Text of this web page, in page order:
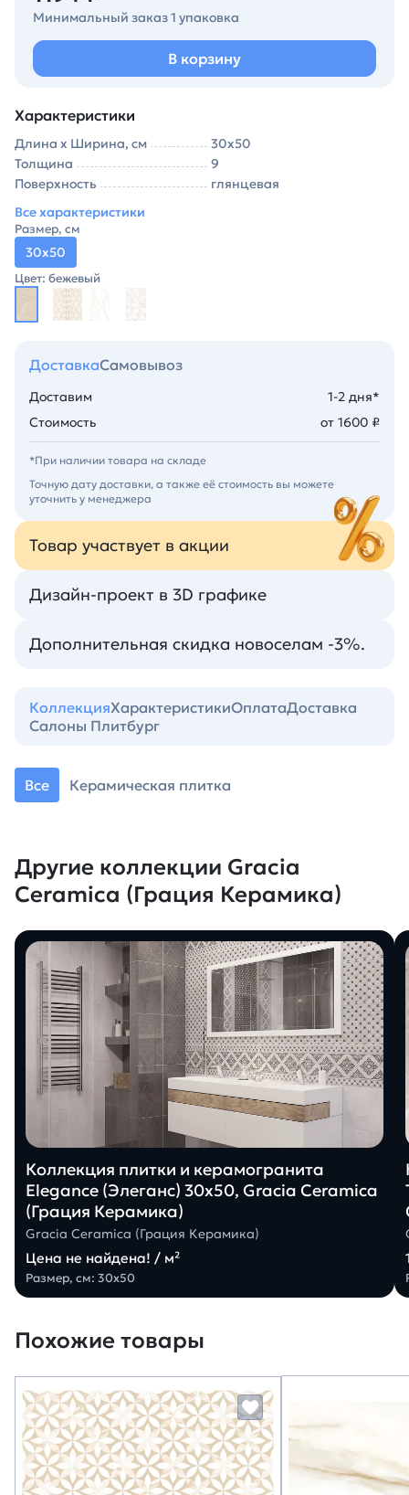
Минимальный заказ 1 упаковка
В корзину
Характеристики
Длина х Ширина, см
30х50
Толщина
9
Поверхность
глянцевая
Все характеристики
Размер, см
30х50
Цвет: бежевый
ДоставкаСамовывоз
Доставим
1-2 дня*
Стоимость
от 1600 ₽
*При наличии товара на складе
Точную дату доставки, а также её стоимость вы можете
уточнить у менеджера
Товар участвует в акции
Дизайн-проект в 3D графике
Дополнительная скидка новоселам -3%.
КоллекцияХарактеристикиОплатаДоставка
Салоны Плитбург
Все Керамическая плитка
Другие коллекции Gracia
Ceramica (Грация Керамика)
Коллекция плитки и керамогранита
Elegance (Элеганс) 30х50, Gracia Ceramica
(Грация Керамика)
Gracia Ceramica (Грация Керамика)
Цена не найдена! / м²
Размер, см: 30х50
Похожие товары